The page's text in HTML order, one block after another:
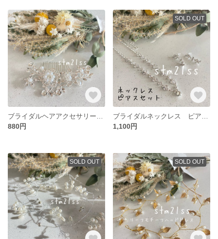
880円
SOLD OUT
1,100円
SOLD OUT SOLD OUT